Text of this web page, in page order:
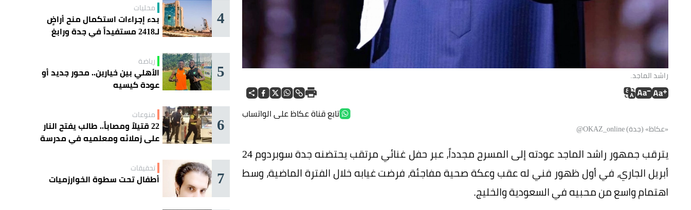
راشد الماجد.
تابع قناة عكاظ على الواتساب
«عكاظ» (جدة) OKAZ_online@
يترقب جمهور راشد الماجد عودته إلى المسرح مجدداً، عبر حفل غنائي مرتقب يحتضنه جدة سوبردوم 24
أبريل الجاري، في أول ظهور فني له عقب وعكة صحية مفاجئة، فرضت غيابه خلال الفترة الماضية، وسط
اهتمام واسع من محبيه في السعودية والخليج.
4 محليات
بدء إجراءات استكمال منح أراضٍ
لـ2418 مستفيداً في جدة ورابغ
5 رياضة
الأهلي بين خيارين.. محور جديد أو
عودة كيسيه
6 منوعات
22 قتيلاً ومصاباً.. طالب يفتح النار
على زملائه ومعلميه في مدرسة
7 تحقيقات
أطفال تحت سطوة الخوارزميات